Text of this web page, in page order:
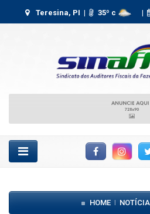
Teresina, PI | 35º c |
Facebook
HOME